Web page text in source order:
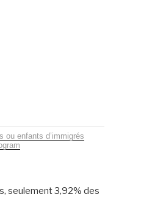
ou enfants d’immigrés
seulement 3,92% des